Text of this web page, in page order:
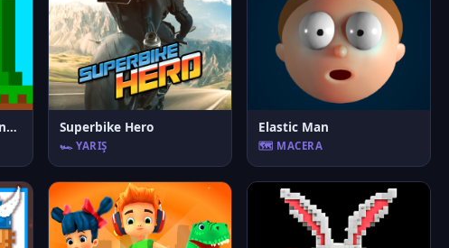
Minescraft Steve Adventures Superbike Hero
🏎️ YARIŞ
Elastic Man
🗺️ MACERA